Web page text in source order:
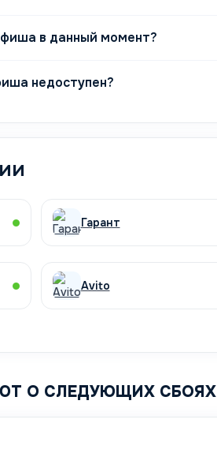
в данный момент?
недоступен?
Гарант
Avito
О СЛЕДУЮЩИХ СБОЯХ